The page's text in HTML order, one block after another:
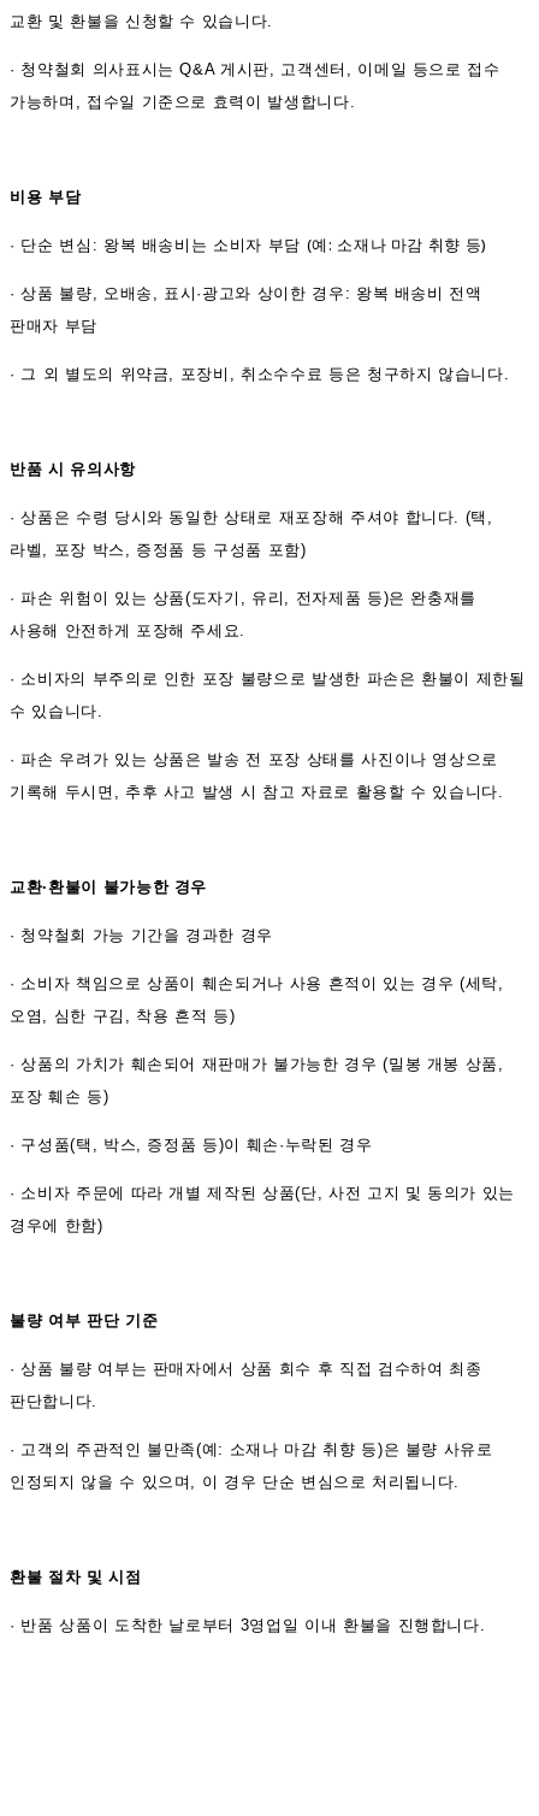
교환 및 환불을 신청할 수 있습니다.
· 청약철회 의사표시는 Q&A 게시판, 고객센터, 이메일 등으로 접수
가능하며, 접수일 기준으로 효력이 발생합니다.
비용 부담
· 단순 변심: 왕복 배송비는 소비자 부담 (예: 소재나 마감 취향 등)
·상품 불량, 오배송, 표시·광고와 상이한 경우: 왕복 배송비 전액
판매자 부담
· 그 외 별도의 위약금, 포장비, 취소수수료 등은 청구하지 않습니다.
반품 시 유의사항
·상품은 수령 당시와 동일한 상태로 재포장해 주셔야 합니다. (택,
라벨, 포장 박스, 증정품 등 구성품 포함)
·파손 위험이 있는 상품(도자기, 유리, 전자제품 등)은 완충재를
사용해 안전하게 포장해 주세요.
· 소비자의 부주의로 인한 포장 불량으로 발생한 파손은 환불이 제한될
수 있습니다.
·파손 우려가 있는 상품은 발송 전 포장 상태를 사진이나 영상으로
기록해 두시면, 추후 사고 발생 시 참고 자료로 활용할 수 있습니다.
교환·환불이 불가능한 경우
· 청약철회 가능 기간을 경과한 경우
· 소비자 책임으로 상품이 훼손되거나 사용 흔적이 있는 경우 (세탁,
오염, 심한 구김, 착용 흔적 등)
·상품의 가치가 훼손되어 재판매가 불가능한 경우 (밀봉 개봉 상품,
포장 훼손 등)
· 구성품(택, 박스, 증정품 등)이 훼손·누락된 경우
· 소비자 주문에 따라 개별 제작된 상품(단, 사전 고지 및 동의가 있는
경우에 한함)
불량 여부 판단 기준
·상품 불량 여부는 판매자에서 상품 회수 후 직접 검수하여 최종
판단합니다.
· 고객의 주관적인 불만족(예: 소재나 마감 취향 등)은 불량 사유로
인정되지 않을 수 있으며, 이 경우 단순 변심으로 처리됩니다.
환불 절차 및 시점
· 반품 상품이 도착한 날로부터 3영업일 이내 환불을 진행합니다.